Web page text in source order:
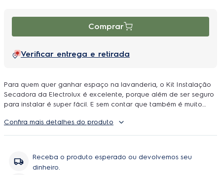
Comprar
Verificar entrega e retirada
Para quem quer ganhar espaço na lavanderia, o Kit Instalação
Secadora da Electrolux é excelente, porque além de ser seguro
para instalar é super fácil. E sem contar que também é muito
flexibilidade na hora de secar suas roupas. Conte com peças
originais Electrolux e prolongue a vida útil do seu equipamento!
garantindo a máxima eficiência do seu produto.
Compatibilidade: SVP10;SVP11 Contém: Adesivos para inversão
Confira mais detalhes do produto
Receba o produto esperado ou devolvemos seu
dinheiro.